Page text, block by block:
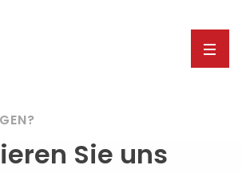
Sie uns